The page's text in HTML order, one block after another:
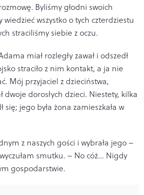
Byliśmy głodni swoich
wiedzieć wszystko o tych czterdziestu
straciliśmy siebie z oczu.
miał rozległy zawał i odszedł
straciło z nim kontakt, a ja nie
Mój przyjaciel z dzieciństwa,
dwoje dorosłych dzieci. Niestety, kilka
się; jego była żona zamieszkała w
z naszych gości i wybrała jego –
smutku. – No cóż… Nigdy
gospodarstwie.